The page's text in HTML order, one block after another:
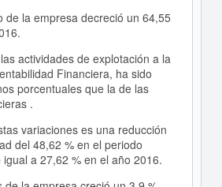
de la empresa decreció un 64,55
actividades de explotación a la
Financiera, ha sido
porcentuales que la de las
.
variaciones es una reducción
del 48,62 % en el periodo
a 27,62 % en el año 2016.